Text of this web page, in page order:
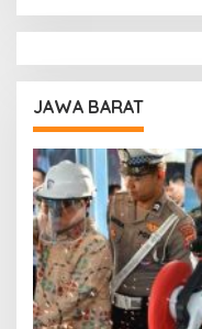
JAWA BARAT